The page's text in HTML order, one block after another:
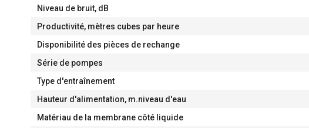
Niveau de bruit, dB
Productivité, mètres cubes par heure
Disponibilité des pièces de rechange
Série de pompes
Type d'entraînement
Hauteur d'alimentation, m.niveau d'eau
Matériau de la membrane côté liquide